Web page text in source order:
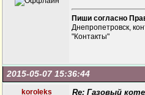
Пиши согласно
Днепропетровск,
"Контакты"
2015-05-07 15:36:44
koroleks
Re: Газовый